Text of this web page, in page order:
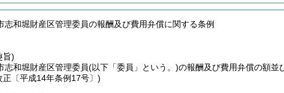
志和堀財産区管理委員の報酬及び費用弁償に関する条例
旨)
志和堀財産区管理委員(以下「委員」という。)の報酬及び費用弁償の額並
正〔平成14年条例17号〕)